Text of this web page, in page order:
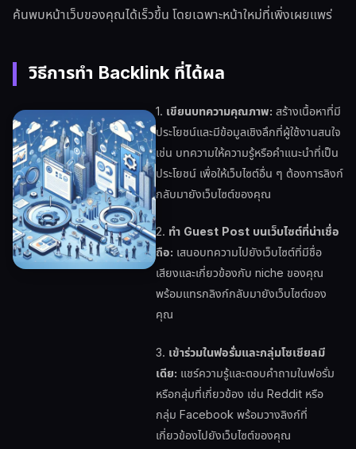
ค้นพบหน้าเว็บของคุณได้เร็วขึ้น โดยเฉพาะหน้าใหม่ที่เพิ่งเผยแพร่
วิธีการทำ Backlink ที่ได้ผล
1. เขียนบทความคุณภาพ: สร้างเนื้อหาที่มี
ประโยชน์และมีข้อมูลเชิงลึกที่ผู้ใช้งานสนใจ
เช่น บทความให้ความรู้หรือคำแนะนำที่เป็น
ประโยชน์ เพื่อให้เว็บไซต์อื่น ๆ ต้องการลิงก์
กลับมายังเว็บไซต์ของคุณ
2. ทำ Guest Post บนเว็บไซต์ที่น่าเชื่อ
ถือ: เสนอบทความไปยังเว็บไซต์ที่มีชื่อ
เสียงและเกี่ยวข้องกับ niche ของคุณ
พร้อมแทรกลิงก์กลับมายังเว็บไซต์ของ
คุณ
3. เข้าร่วมในฟอรั่มและกลุ่มโซเชียลมี
เดีย: แชร์ความรู้และตอบคำถามในฟอรั่ม
หรือกลุ่มที่เกี่ยวข้อง เช่น Reddit หรือ
กลุ่ม Facebook พร้อมวางลิงก์ที่
เกี่ยวข้องไปยังเว็บไซต์ของคุณ